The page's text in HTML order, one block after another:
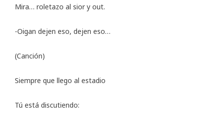
Mira… roletazo al sior y out.
-Oigan dejen eso, dejen eso…
(Canción)
Siempre que llego al estadio
Tú está discutiendo: